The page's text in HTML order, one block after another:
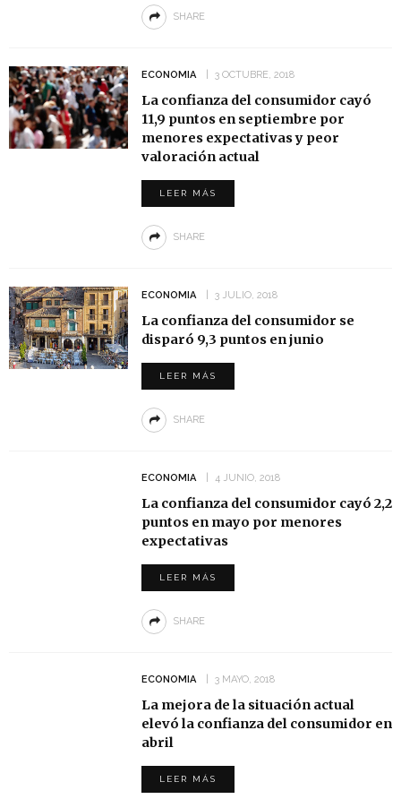
SHARE
ECONOMIA 3 OCTUBRE, 2018
La confianza del consumidor cayó
11,9 puntos en septiembre por
menores expectativas y peor
valoración actual
LEER MÁS
SHARE
ECONOMIA 3 JULIO, 2018
La confianza del consumidor se
disparó 9,3 puntos en junio
LEER MÁS
SHARE
ECONOMIA 4 JUNIO, 2018
La confianza del consumidor cayó 2,2
puntos en mayo por menores
expectativas
LEER MÁS
SHARE
ECONOMIA 3 MAYO, 2018
La mejora de la situación actual
elevó la confianza del consumidor en
abril
LEER MÁS